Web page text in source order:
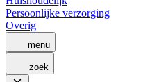
Persoonlijke verzorging
Overig
menu
zoek